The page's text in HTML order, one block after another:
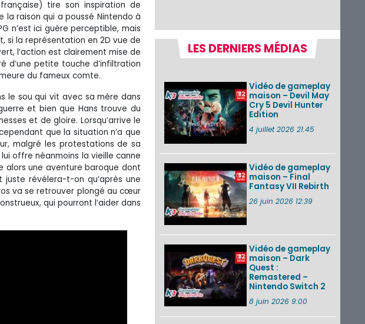
tire son inspiration de
la raison qui a poussé Nintendo à
n’est ici guère perceptible, mais
si la représentation en 2D vue de
l’action est clairement mise de
d’une petite touche d’infiltration
du fameux comte.
le sou qui vit avec sa mère dans
et bien que Hans trouve du
et de gloire. Lorsqu’arrive le
que la situation n’a que
malgré les protestations de sa
offre néanmoins la vieille canne
alors une aventure baroque dont
révélera-t-on qu’après une
va se retrouver plongé au cœur
qui pourront l’aider dans
des séquences de
game...
Pokémon GO : les
Un Fire Emblem :
Fortune’s Weave
Direct d’environ 20
août 2026...
Les sorties eShop de
la semaine 31 de
2026 (Xenoblade
Chronicles 2 –
VOIR PLUS DE NEWS
LES DERNIERS MÉDIAS
Vidéo de gameplay
maison – Devil May
Cry 5 Devil Hunter
Edition
4 juillet 2026 21:45
Vidéo de gameplay
maison – Final
Fantasy VII Rebirth
26 juin 2026 12:39
Vidéo de gameplay
maison – Dark
Quest :
Remastered –
Nintendo Switch 2
8 juin 2026 9:00